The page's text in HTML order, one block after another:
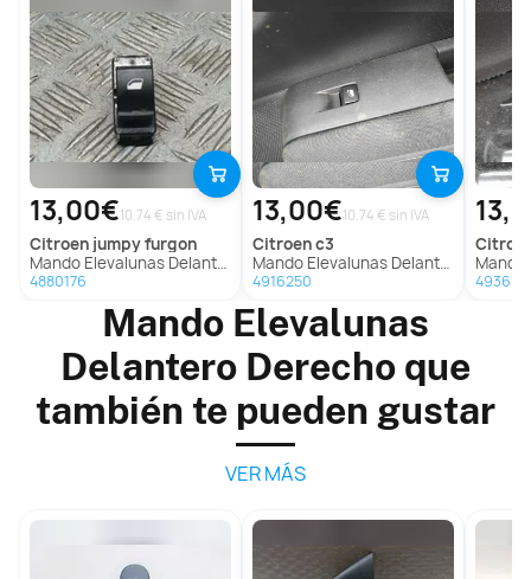
13,00€10.74 € sin IVA
citroen jumpy furgon
Mando Elevalunas Delantero Derecho Para Citroen Jumpy Fugón
4880176
13,00€10.74 € sin IVA
citroenc3
Mando Elevalunas Delantero Derecho para Citroën C3
4916250
Mando
Mando Elevalunas
Delantero Derecho que
también te pueden gustar
VER MÁS